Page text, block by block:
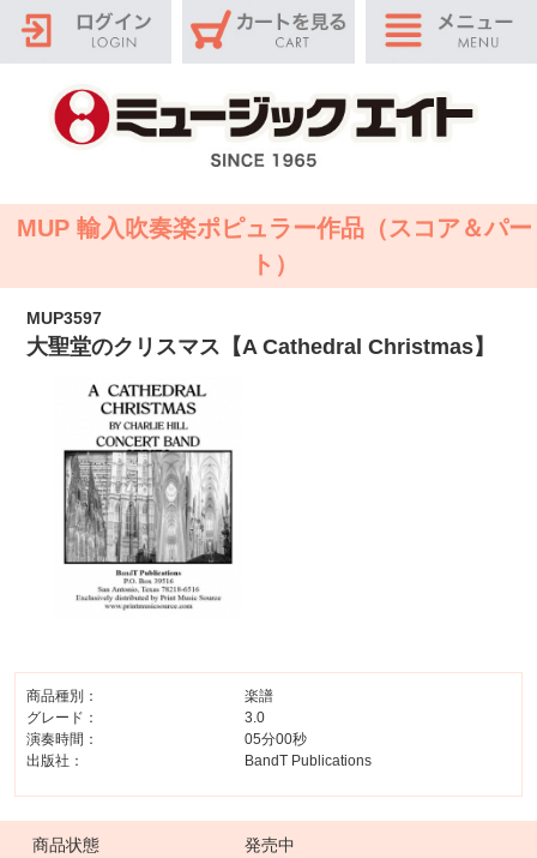
MUP 輸入吹奏楽ポピュラー作品（スコア＆パー
ト）
MUP3597
大聖堂のクリスマス【A Cathedral Christmas】
商品種別：
楽譜
グレード：
3.0
演奏時間：
05分00秒
出版社：
BandT Publications
商品状態
発売中